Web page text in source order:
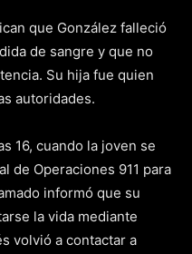
que González falleció
de sangre y que no
Su hija fue quien
autoridades.
16, cuando la joven se
de Operaciones 911 para
informó que su
la vida mediante
volvió a contactar a